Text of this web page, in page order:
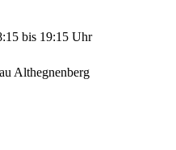
bis 19:15 Uhr
Althegnenberg